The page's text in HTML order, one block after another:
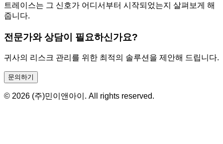
트레이스는 그 신호가 어디서부터 시작되었는지 살펴보게 해
줍니다.
전문가와 상담이 필요하신가요?
귀사의 리스크 관리를 위한 최적의 솔루션을 제안해 드립니다.
문의하기
© 2026 (주)민이앤아이. All rights reserved.